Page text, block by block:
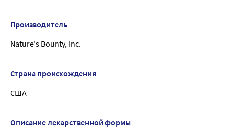
Производитель
Nature's Bounty, Inc.
Страна происхождения
США
Описание лекарственной формы